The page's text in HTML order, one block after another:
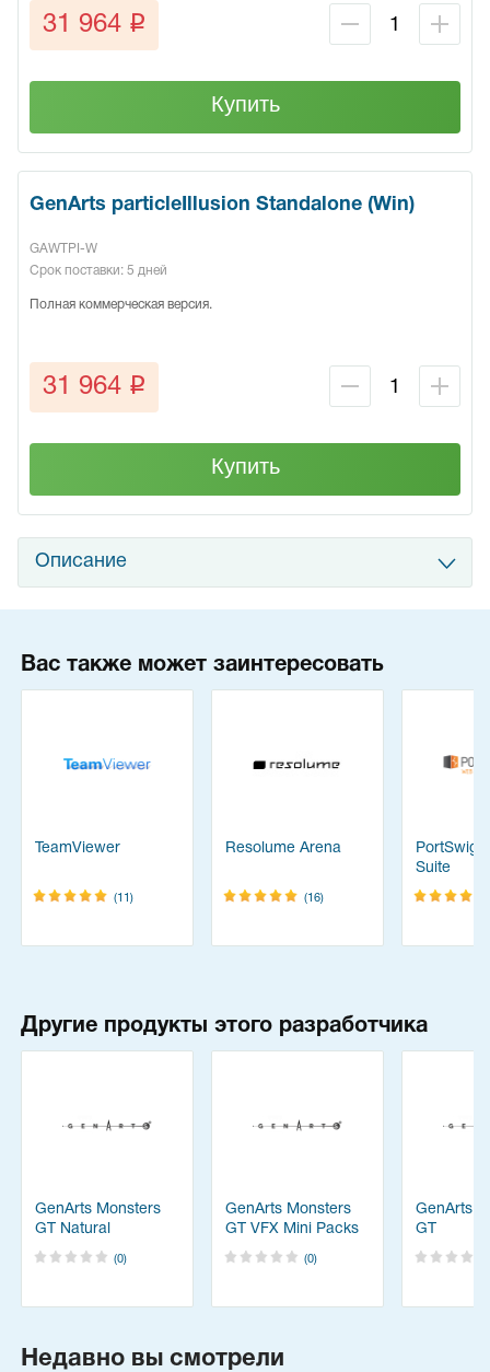
31 964 q
Купить
GenArts particleIllusion Standalone (Win)
GAWTPI-W
Срок поставки: 5 дней
Полная коммерческая версия.
31 964 q
Купить
Описание
Вас также может заинтересовать
TeamViewer
(11)
Resolume Arena
(16)
Suite
Другие продукты этого разработчика
GenArts Monsters
GT Natural
Phenomena Theme
(0)
GenArts Monsters
GT VFX Mini Packs
(0)
GenArts
GT
Недавно вы смотрели